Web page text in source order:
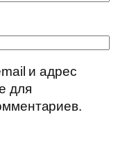
и адрес
для